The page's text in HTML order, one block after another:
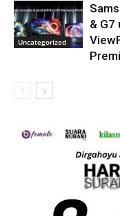
Uncategorized
& G7